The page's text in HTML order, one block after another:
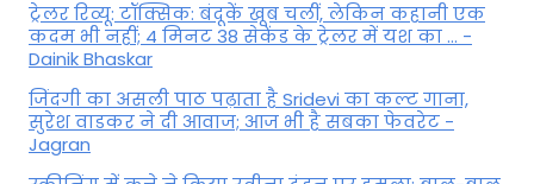
ट्रेलर रिव्यू: टॉक्सिक: बंदूकें खूब चलीं, लेकिन कहानी एक
कदम भी नहीं; 4 मिनट 38 सेकेंड के ट्रेलर में यश का ... -
Dainik Bhaskar
जिंदगी का असली पाठ पढ़ाता है Sridevi का कल्ट गाना,
सुरेश वाडकर ने दी आवाज; आज भी है सबका फेवरेट -
Jagran